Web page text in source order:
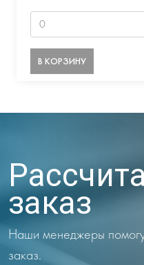
В КОРЗИНУ
заказ
Наши менеджеры
заказ.